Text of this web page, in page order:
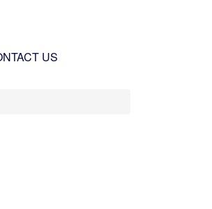
US